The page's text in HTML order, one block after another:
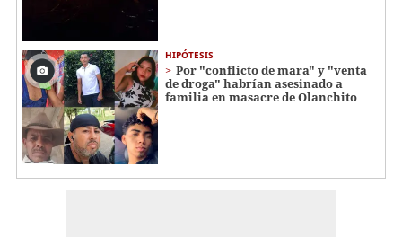
HIPÓTESIS
Por "conflicto de mara" y "venta
de droga" habrían asesinado a
familia en masacre de Olanchito